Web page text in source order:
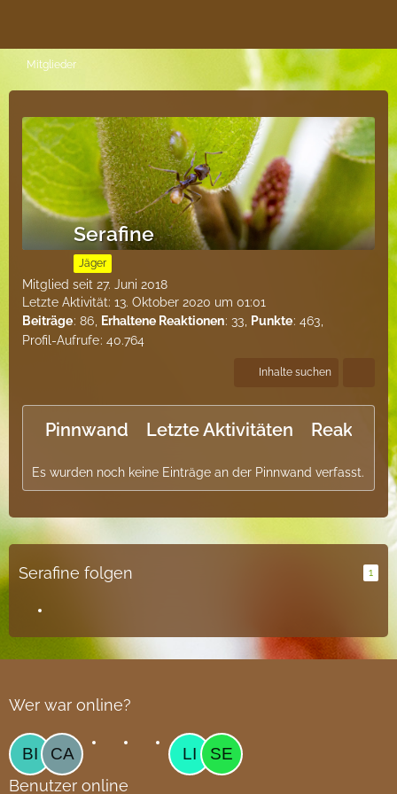
Mitglieder
Serafine
Jäger
Mitglied seit 27. Juni 2018
Letzte Aktivität: 13. Oktober 2020 um 01:01
Beiträge 86 Erhaltene Reaktionen 33 Punkte 463
Profil-Aufrufe 40.764
Inhalte suchen
Pinnwand Letzte Aktivitäten
Es wurden noch keine Einträge an der Pinnwand verfasst.
Serafine folgen 1
Wer war online?
Benutzer online